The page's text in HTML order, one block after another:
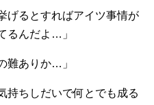
げるとすればアイツ事情が
るんだよ…」
難ありか…」
持ちしだいで何とでも成る